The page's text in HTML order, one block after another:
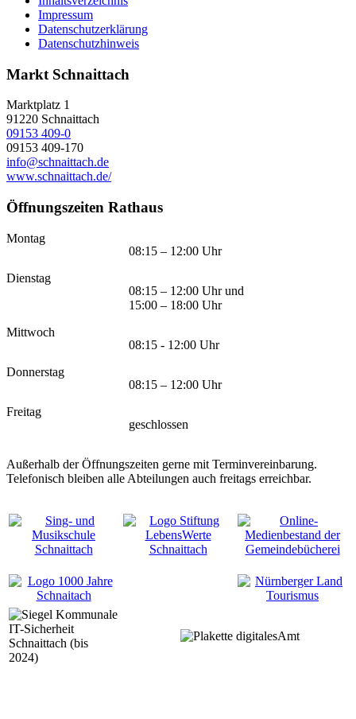
Impressum
Datenschutzerklärung
Datenschutzhinweis
Markt Schnaittach
Marktplatz 1
91220 Schnaittach
09153 409-0
09153 409-170
info@schnaittach.de
www.schnaittach.de/
Öffnungszeiten Rathaus
Montag
08:15 – 12:00 Uhr
Dienstag
08:15 – 12:00 Uhr und
15:00 – 18:00 Uhr
Mittwoch
08:15 - 12:00 Uhr
Donnerstag
08:15 – 12:00 Uhr
Freitag
geschlossen
Außerhalb der Öffnungszeiten gerne mit Terminvereinbarung.
Telefonisch bleiben alle Abteilungen auch freitags erreichbar.